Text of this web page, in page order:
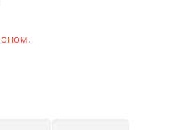
.